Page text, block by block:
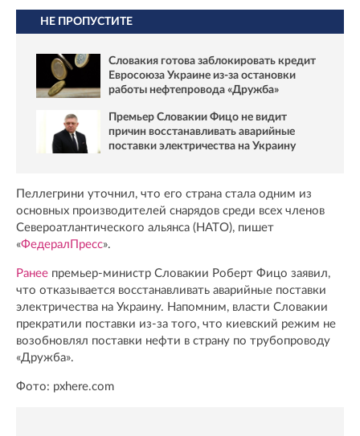
НЕ ПРОПУСТИТЕ
Словакия готова заблокировать кредит
Евросоюза Украине из-за остановки
работы нефтепровода «Дружба»
Премьер Словакии Фицо не видит
причин восстанавливать аварийные
поставки электричества на Украину
Пеллегрини уточнил, что его страна стала одним из
основных производителей снарядов среди всех членов
Североатлантического альянса (НАТО), пишет
«ФедералПресс».
Ранее премьер-министр Словакии Роберт Фицо заявил,
что отказывается восстанавливать аварийные поставки
электричества на Украину. Напомним, власти Словакии
прекратили поставки из-за того, что киевский режим не
возобновлял поставки нефти в страну по трубопроводу
«Дружба».
Фото: pxhere.com